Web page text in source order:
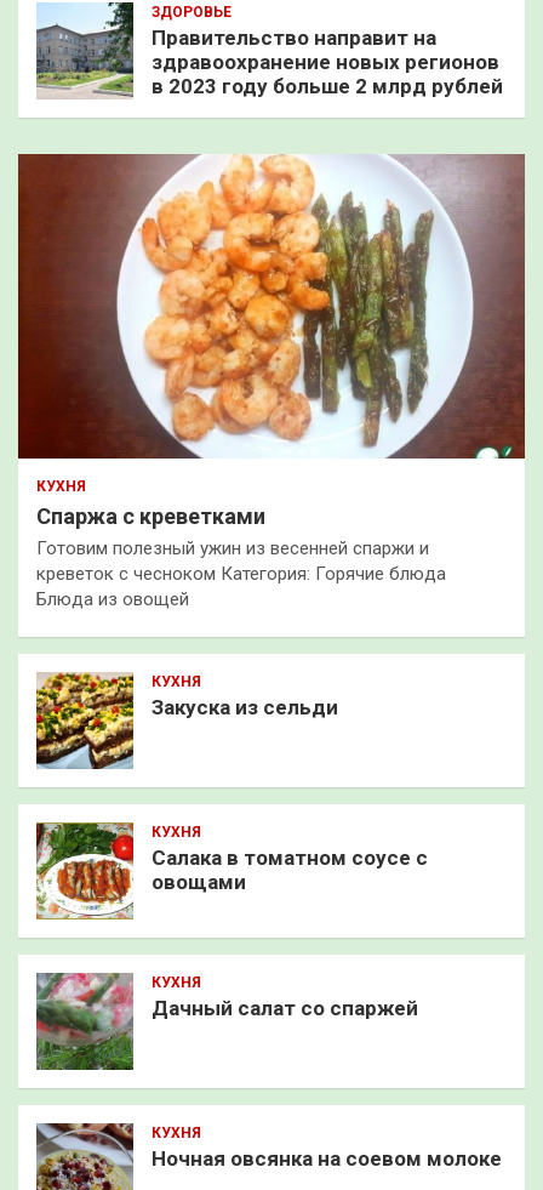
ЗДОРОВЬЕ
Правительство направит на
здравоохранение новых регионов
в 2023 году больше 2 млрд рублей
КУХНЯ
Спаржа с креветками
Готовим полезный ужин из весенней спаржи и
креветок с чесноком Категория: Горячие блюда
Блюда из овощей
КУХНЯ
Закуска из сельди
КУХНЯ
Салака в томатном соусе с
овощами
КУХНЯ
Дачный салат со спаржей
КУХНЯ
Ночная овсянка на соевом молоке